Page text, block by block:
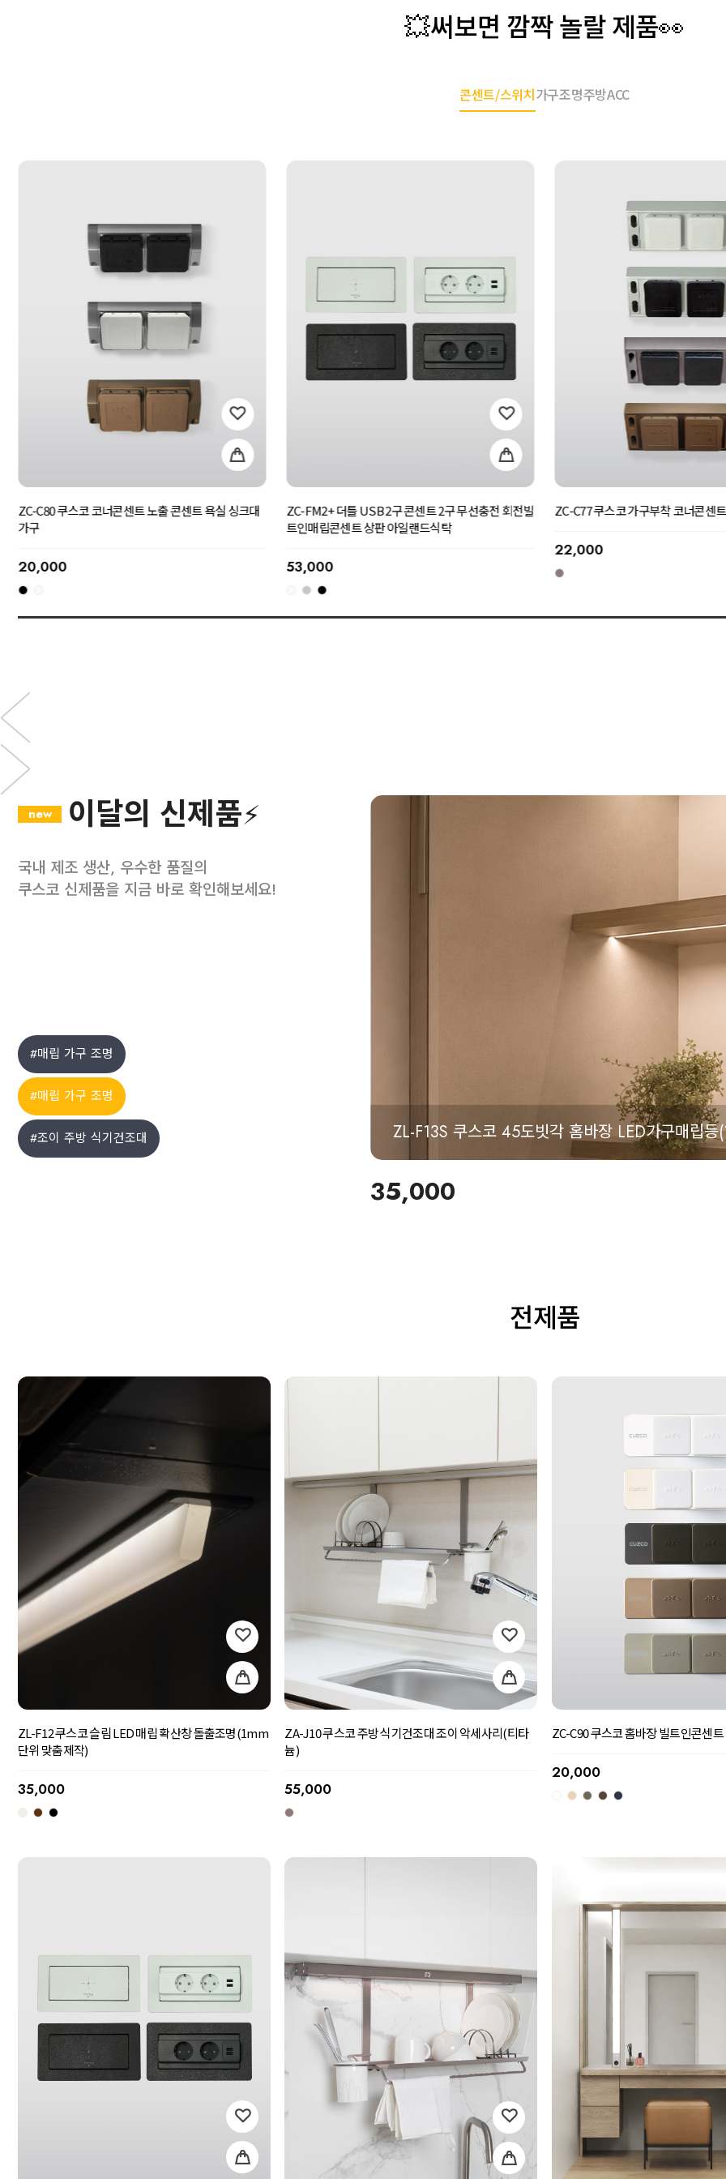
💥써보면 깜짝 놀랄 제품👀
콘센트/스위치가구조명주방ACC
ZC-CS90 쿠스코 스콘 홈바장 빌트인콘센트 가구매립
콘센트
25,000
ZC-C90 쿠스코 홈바장 빌트인콘센트 가구매립콘센
트
20,000
ZC-C80 쿠스코 코너콘센트 노출 콘
20,000
new 이달의 신제품⚡
국내 제조 생산, 우수한 품질의
쿠스코 신제품을 지금 바로 확인해보세요!
(1mm단위 맞춤제작) ZA-J10 쿠스코 주방 식기건조대 조이 악세사리(티
55,000
#매립 가구 조명
#매립 가구 조명
#조이 주방 식기건조대
전제품
ZL-F12 쿠스코 슬림 LED 매립 확산창 돌출조명(1mm
단위 맞춤제작)
35,000
ZA-J10 쿠스코 주방 식기건조대 조이 악세사리(티타
늄)
55,000
ZC-C90 쿠스코 홈바장 빌트인콘센
20,000